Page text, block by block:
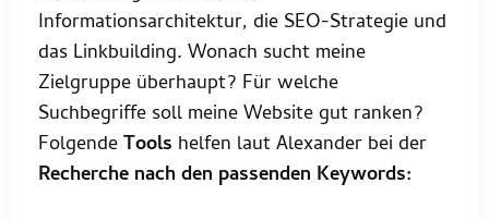
Informationsarchitektur, die SEO-Strategie und
das Linkbuilding. Wonach sucht meine
Zielgruppe überhaupt? Für welche
Suchbegriffe soll meine Website gut ranken?
FolgendeTools helfen laut Alexander bei der
Recherche nach den passenden Keywords: